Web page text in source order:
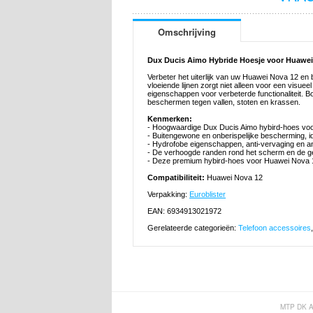
Omschrijving
Dux Ducis Aimo Hybride Hoesje voor
Verbeter het uiterlijk van uw Huawei Nova 12
vloeiende lijnen zorgt niet alleen voor een
eigenschappen voor verbeterde functionaliteit.
beschermen tegen vallen, stoten en krassen.
Kenmerken:
- Hoogwaardige Dux Ducis Aimo hybird-hoes
- Buitengewone en onberispelijke bescherming,
- Hydrofobe eigenschappen, anti-vervaging en
- De verhoogde randen rond het scherm en de
- Deze premium hybird-hoes voor Huawei
Compatibiliteit: Huawei Nova 12
Verpakking: Euroblister
EAN: 6934913021972
Gerelateerde categorieën: Telefoon accessoires
MTP DK